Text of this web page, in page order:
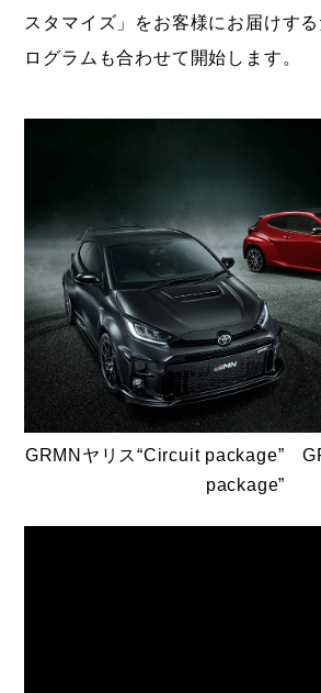
スタマイズ」をお客様にお届けす
ログラムも合わせて開始します。
GRMNヤリス“Circuit package”
package”